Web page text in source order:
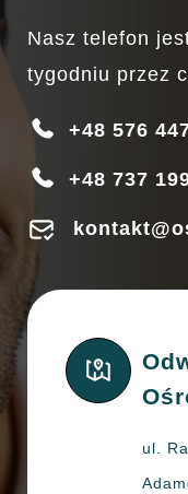
Nasz telefon
tygodniu przez
+48 576
+48 737
ul.